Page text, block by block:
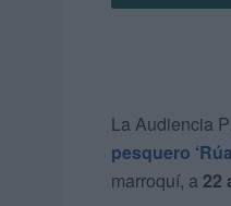
La Audiencia
pesquero
marroquí, a 22